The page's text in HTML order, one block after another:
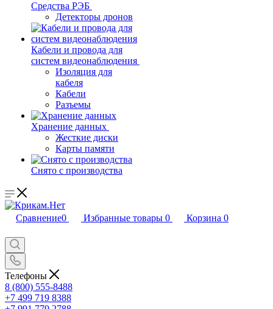
Средства РЭБ
Детекторы дронов
Кабели и провода для
систем видеонаблюдения
Изоляция для
кабеля
Кабели
Разъемы
Хранение данных
Жесткие диски
Карты памяти
Снято с производства
Сравнение0 Избранные товары 0 Корзина 0
Телефоны
8 (800) 555-8488
+7 499 719 8388